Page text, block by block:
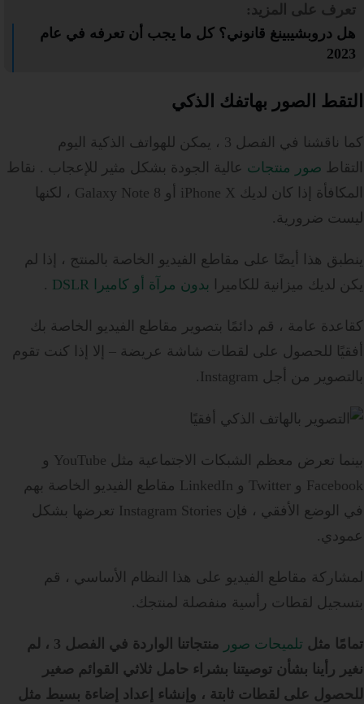
تعرف على المزيد:
هل دروبشيبينغ قانوني؟ كل ما يجب أن تعرفه في عام
2023
التقط الصور بهاتفك الذكي
كما ناقشنا في الفصل 3 ، يمكن للهواتف الذكية اليوم
التقاط صور منتجات عالية الجودة بشكل مثير للإعجاب . نقاط
المكافأة إذا كان لديك iPhone X أو Galaxy Note 8 ، لكنها
ليست ضرورية.
ينطبق هذا أيضًا على مقاطع الفيديو الخاصة بالمنتج ، إذا لم
يكن لديك ميزانية للكاميرا بدون مرآة أو كاميرا DSLR .
كقاعدة عامة ، قم دائمًا بتصوير مقاطع الفيديو الخاصة بك
أفقيًا للحصول على لقطات شاشة عريضة – إلا إذا كنت تقوم
بالتصوير من أجل Instagram.
بينما تعرض معظم الشبكات الاجتماعية مثل YouTube و
Facebook و Twitter و LinkedIn مقاطع الفيديو الخاصة بهم
في الوضع الأفقي ، فإن Instagram Stories تعرضها بشكل
عمودي.
لمشاركة مقاطع الفيديو على هذا النظام الأساسي ، قم
بتسجيل لقطات رأسية منفصلة لمنتجك.
تمامًا مثل تلميحات صور
منتجاتنا الواردة في الفصل 3 ، لم
نغير رأينا بشأن توصيتنا بشراء حامل ثلاثي القوائم صغير
للحصول على لقطات ثابتة ، وإنشاء إعداد إضاءة بسيط مثل